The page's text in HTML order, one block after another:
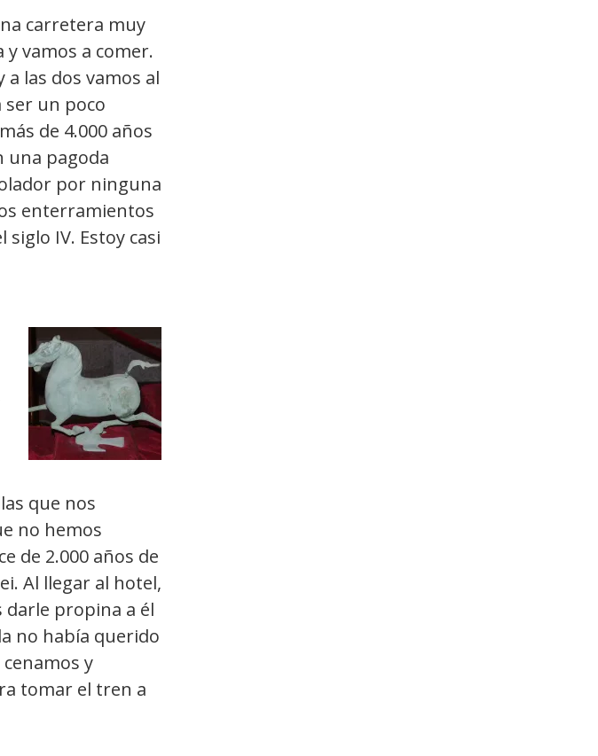
carretera muy
vamos a comer.
las dos vamos al
un poco
de 4.000 años
una pagoda
por ninguna
enterramientos
IV. Estoy casi
que nos
no hemos
de 2.000 años de
Al llegar al hotel,
darle propina a él
no había querido
y
tomar el tren a